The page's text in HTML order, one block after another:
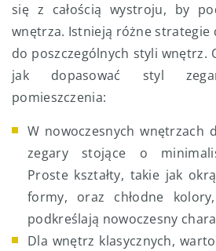
się z całością wystroju, by
wnętrza. Istnieją różne strategie
do poszczególnych styli wnętrz.
jak dopasować styl
pomieszczenia:
W nowoczesnych wnętrzach
zegary stojące o
Proste kształty, takie jak
formy, oraz chłodne
podkreślają nowoczesny
Dla wnętrz klasycznych,